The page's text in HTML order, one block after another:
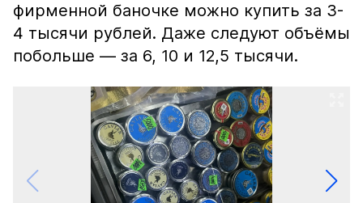
фирменной баночке можно купить за 3-
4 тысячи рублей. Даже следуют объёмы
побольше — за 6, 10 и 12,5 тысячи.